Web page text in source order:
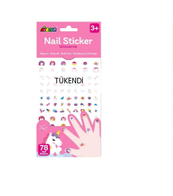
TÜKENDI